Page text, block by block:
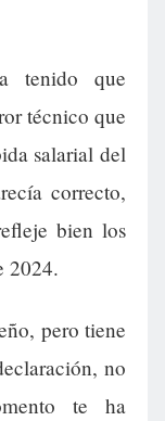
tenido que
técnico que
salarial del
correcto,
bien los
2024.
pero tiene
no
te ha